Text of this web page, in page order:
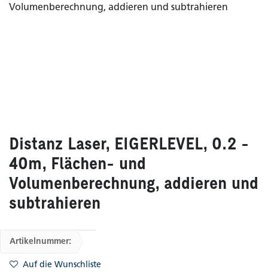
Distanz Laser, EIGERLEVEL, 0.2 -
40m, Flächen- und
Volumenberechnung, addieren und
subtrahieren
Artikelnummer:
Auf die Wunschliste